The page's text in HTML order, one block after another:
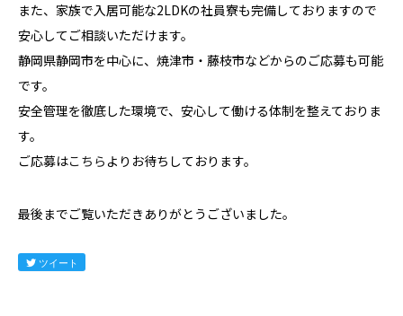
また、家族で入居可能な2LDKの社員寮も完備しておりますので
安心してご相談いただけます。
静岡県静岡市を中心に、焼津市・藤枝市などからのご応募も可能
です。
安全管理を徹底した環境で、安心して働ける体制を整えておりま
す。
ご応募はこちら よりお待ちしております。
最後までご覧いただきありがとうございました。
ツイート